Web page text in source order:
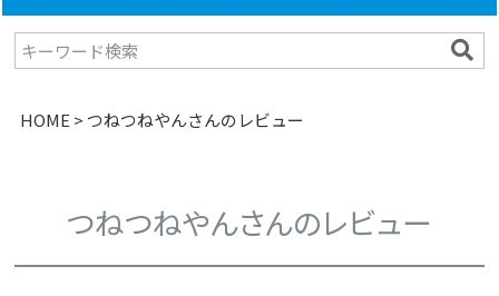
HOME つねつねやんさんのレビュー
つねつねやんさんのレビュー